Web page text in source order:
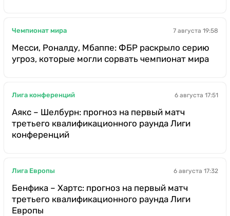
Чемпионат мира 7 августа 19:58
Месси, Роналду, Мбаппе: ФБР раскрыло серию
угроз, которые могли сорвать чемпионат мира
Лига конференций 6 августа 17:51
Аякс – Шелбурн: прогноз на первый матч
третьего квалификационного раунда Лиги
конференций
Лига Европы 6 августа 17:32
Бенфика – Хартс: прогноз на первый матч
третьего квалификационного раунда Лиги
Европы